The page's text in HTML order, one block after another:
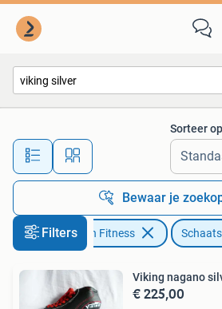
Alle afstanden…
Sorteer op
Bewaar je
Filters
Sport en Fitness
Viking nagano
€ 225,00